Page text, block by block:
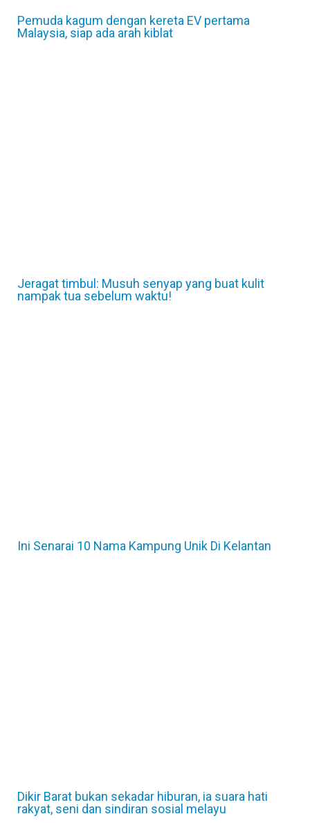
Pemuda kagum dengan kereta EV pertama
Malaysia, siap ada arah kiblat
Jeragat timbul: Musuh senyap yang buat kulit
nampak tua sebelum waktu!
Ini Senarai 10 Nama Kampung Unik Di Kelantan
Dikir Barat bukan sekadar hiburan, ia suara hati
rakyat, seni dan sindiran sosial melayu